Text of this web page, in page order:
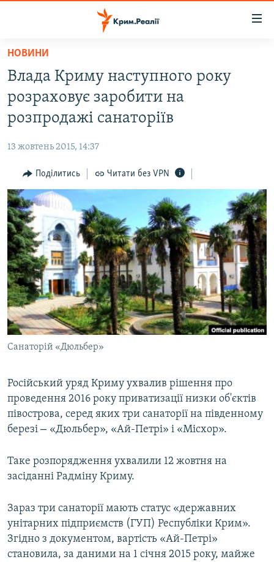
Перейти
основного
матеріалу
Перейти
до
основної
Перейти
до
пошуку
ВОДА.КРИМ
ВІДЕО ТА ФОТО
БЛОГИ
ПОГЛЯД
ІНТЕРВ'Ю
ВСЕ ЗА ДЕНЬ
СПЕЦПРОЕКТИ
ДЕПОРТАЦІЯ
ВІДЕОУРОКИ «ELIFBE»
СВІДЧЕННЯ ОКУПАЦІЇ
УКРАЇНСЬКА ПРОБЛЕМА КРИМУ
ІНФОГРАФІКА
ЯК ОБІЙТИ БЛОКУВАННЯ
Русский
Qırımtatar
ДОЛУЧАЙСЯ!
Усі сайти RFE/RL
НОВИНИ
Влада Криму наступного року
розраховує заробити на
розпродажі санаторіїв
13 жовтень 2015, 14:37
Поділитись Читати без VPN
Санаторій «Дюльбер»
Російський уряд Криму ухвалив рішення про
проведення 2016 року приватизації низки об'єктів
півострова, серед яких три санаторії на південному
березі – «Дюльбер», «Ай-Петрі» і «Місхор».
Таке розпорядження ухвалили 12 жовтня на
засіданні Радміну Криму.
Зараз три санаторії мають статус «державних
унітарних підприємств (ГУП) Республіки Крим».
Згідно з документом, вартість «Ай-Петрі»
становила, за даними на 1 січня 2015 року, майже